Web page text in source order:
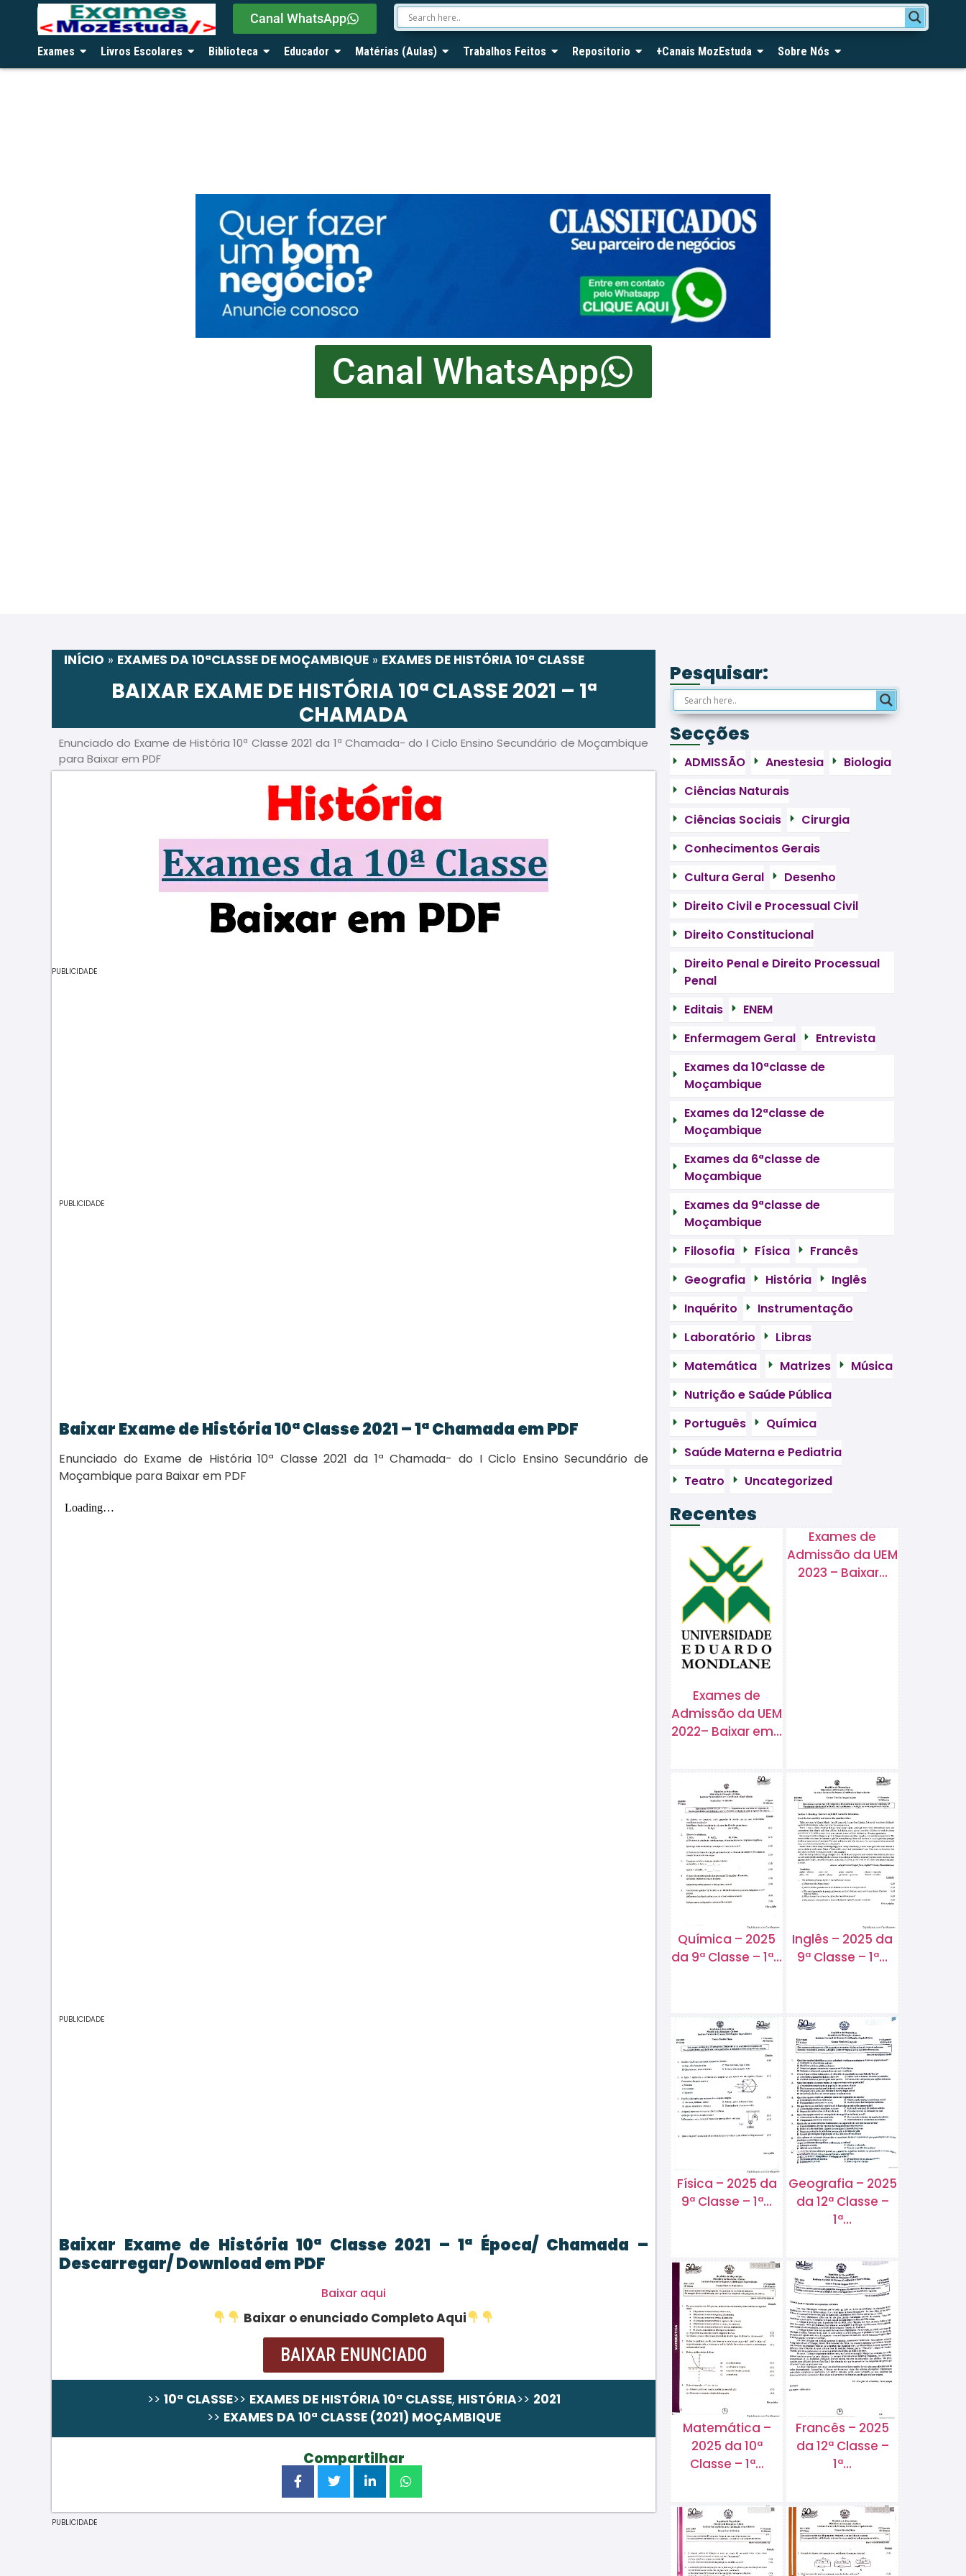
Canal WhatsApp
Exames Livros Escolares Biblioteca Educador Matérias (Aulas) Trabalhos Feitos Repositorio +Canais MozEstuda Sobre Nós
Canal WhatsApp
INÍCIO » EXAMES DA 10ªCLASSE DE MOÇAMBIQUE » EXAMES DE HISTÓRIA 10ª CLASSE
BAIXAR EXAME DE HISTÓRIA 10ª CLASSE 2021 – 1ª
CHAMADA
Enunciado do Exame de História 10ª Classe 2021 da 1ª Chamada- do I Ciclo Ensino Secundário de Moçambique
para Baixar em PDF
PUBLICIDADE
PUBLICIDADE
Baixar Exame de História 10ª Classe 2021 – 1ª Chamada em PDF
Enunciado do Exame de História 10ª Classe 2021 da 1ª Chamada- do I Ciclo Ensino Secundário de
Moçambique para Baixar em PDF
PUBLICIDADE
Baixar Exame de História 10ª Classe 2021 – 1ª Época/ Chamada –
Descarregar/ Download em PDF
Baixar aqui
Baixar o enunciado Completo Aqui
BAIXAR ENUNCIADO
>> 10ª CLASSE>> EXAMES DE HISTÓRIA 10ª CLASSE, HISTÓRIA>> 2021
>> EXAMES DA 10ª CLASSE (2021) MOÇAMBIQUE
Resolução passo a Passo ainda não alocada,pode comprá-la em wa.me/258867131324
Compartilhar
PUBLICIDADE
Pesquisar:
Secções
ADMISSÃO Anestesia
Biologia
Ciências Naturais
Ciências Sociais
Cirurgia
Conhecimentos Gerais
Cultura Geral
Desenho
Direito Civil e Processual Civil
Direito Constitucional
Direito Penal e Direito Processual
Penal
Editais
ENEM
Enfermagem Geral
Entrevista
Exames da 10ªclasse de
Moçambique
Exames da 12ªclasse de
Moçambique
Exames da 6ªclasse de
Moçambique
Exames da 9ªclasse de
Moçambique
Filosofia
Física
Francês
Geografia
História
Inglês
Inquérito
Instrumentação
Laboratório
Libras
Matemática
Matrizes
Música
Nutrição e Saúde Pública
Português
Química
Saúde Materna e Pediatria
Teatro
Uncategorized
Recentes
Exames de
Admissão da UEM
2022– Baixar em…
Exames de
Admissão da UEM
2023 – Baixar…
Química – 2025
da 9ª Classe – 1ª…
Inglês – 2025 da
9ª Classe – 1ª…
Física – 2025 da
9ª Classe – 1ª…
Geografia – 2025
da 12ª Classe –
1ª…
Matemática –
2025 da 10ª
Classe – 1ª…
Francês – 2025
da 12ª Classe –
1ª…